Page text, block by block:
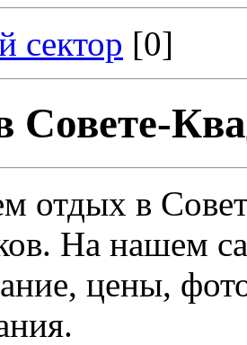
сектор [0]
Совете-
отдых в
На нашем
цены,